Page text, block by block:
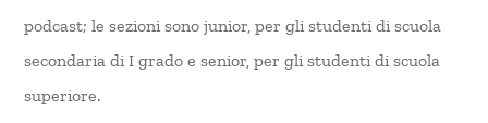
podcast; le sezioni sono junior, per gli studenti di scuola
secondaria di I grado e senior, per gli studenti di scuola
superiore.